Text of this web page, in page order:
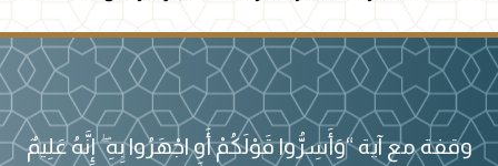
وقفة مع آية “وَأَسِرُّوا قَوْلَكُمْ أَوِ اجْهَرُوا بِهِ ۖ إِنَّهُ عَلِيمٌ